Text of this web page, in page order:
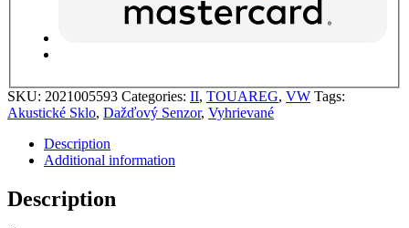
SKU: 2021005593 Categories: II, TOUAREG, VW Tags:
Akustické Sklo, Dažďový Senzor, Vyhrievané
Description
Additional information
Description